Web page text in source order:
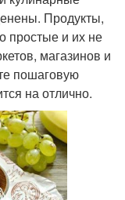
Продукты,
простые и их не
магазинов и
пошаговую
на отлично.